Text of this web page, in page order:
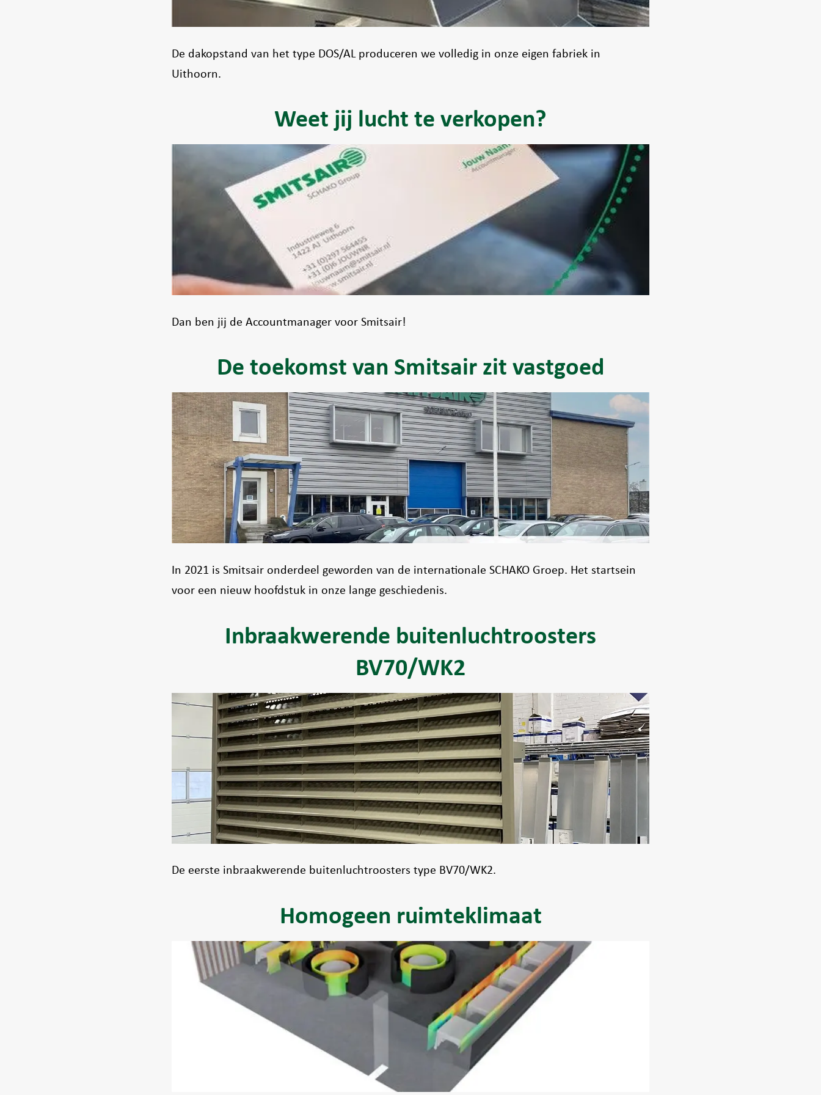
De dakopstand van het type DOS/AL produceren we volledig in onze eigen fabriek in
Uithoorn.
Weet jij lucht te verkopen?
Dan ben jij de Accountmanager voor Smitsair!
De toekomst van Smitsair zit vastgoed
In 2021 is Smitsair onderdeel geworden van de internationale SCHAKO Groep. Het startsein
voor een nieuw hoofdstuk in onze lange geschiedenis.
Inbraakwerende buitenluchtroosters
BV70/WK2
De eerste inbraakwerende buitenluchtroosters type BV70/WK2.
Homogeen ruimteklimaat